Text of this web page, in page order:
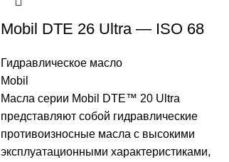
Mobil DTE 26 Ultra — ISO 68
Гидравлическое масло
Mobil
Масла серии Mobil DTE™ 20 Ultra
представляют собой гидравлические
противоизносные масла с высокими
эксплуатационными характеристиками,